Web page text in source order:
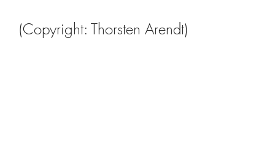
(Copyright: Thorsten Arendt)